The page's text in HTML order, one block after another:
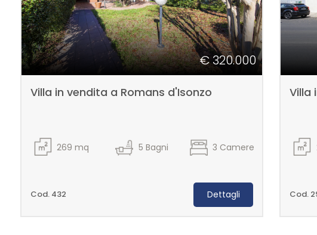
€ 320.000
Villa in vendita a Romans d'Isonzo
269 mq 5 Bagni 3 Camere
Cod. 432 Dettagli
Villa
Cod.
Totale
mq